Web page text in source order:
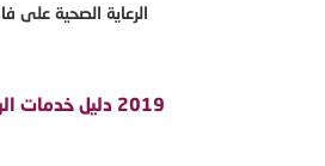
الرعاية الصحية على
2019 دليل خدمات